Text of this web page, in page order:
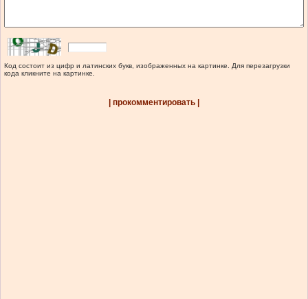
Код состоит из цифр и латинских букв, изображенных на картинке. Для перезагрузки
кода кликните на картинке.
| прокомментировать |